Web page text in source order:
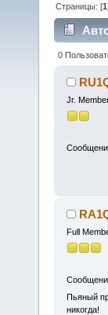
Страницы: [1
0
Jr.
Full
Пьяный
никогда!